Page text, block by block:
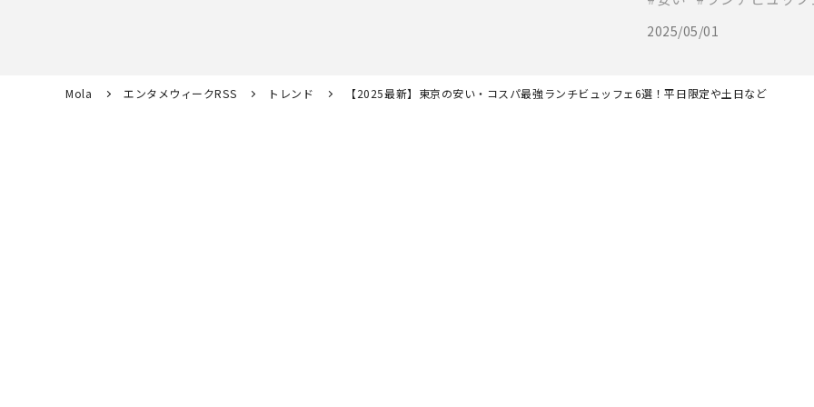
2025/05/01
Mola エンタメウィークRSS トレンド 【2025最新】東京の安い・コスパ最強ランチビュッフェ6選！平日限定や土日など